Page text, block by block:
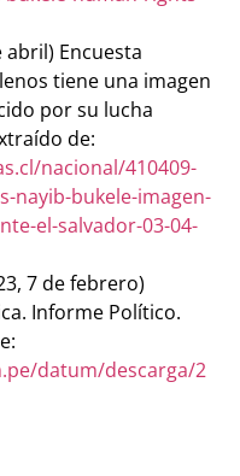
abril) Encuesta
tiene una imagen
por su lucha
de:
nacional/410409-
nayib-bukele-imagen-
el-salvador-03-04-
7 de febrero)
Informe Político.
datum/descarga/2